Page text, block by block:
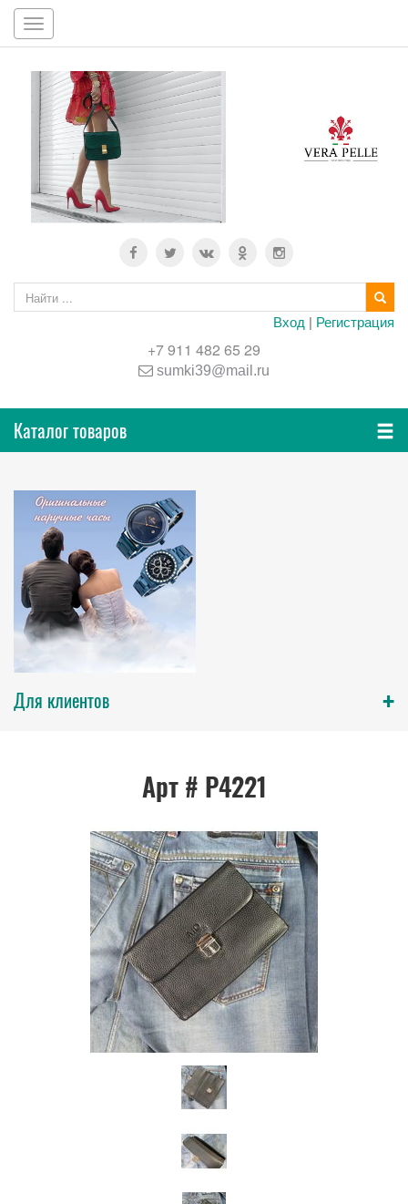
Toggle
navigation
Вход | Регистрация
+7 911 482 65 29
sumki39@mail.ru
Каталог товаров
Для клиентов +
Арт # P4221